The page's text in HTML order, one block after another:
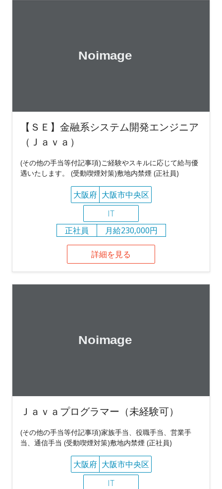
【ＳＥ】金融系システム開発エンジニア
（Ｊａｖａ）
(その他の手当等付記事項)ご経験やスキルに応じて給与優
遇いたします。 (受動喫煙対策)敷地内禁煙 (正社員)
大阪府 大阪市中央区
IT
正社員
月給230,000円
詳細を見る
Ｊａｖａプログラマー（未経験可）
(その他の手当等付記事項)家族手当、役職手当、営業手
当、通信手当 (受動喫煙対策)敷地内禁煙 (正社員)
大阪府 大阪市中央区
IT